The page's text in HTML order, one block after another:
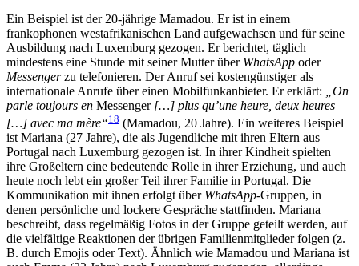
Ein Beispiel ist der 20-jährige Mamadou. Er ist in einem
frankophonen westafrikanischen Land aufgewachsen und für seine
Ausbildung nach Luxemburg gezogen. Er berichtet, täglich
mindestens eine Stunde mit seiner Mutter über WhatsApp oder
Messengerzu telefonieren. Der Anruf sei kostengünstiger als
internationale Anrufe über einen Mobilfunkanbieter. Er erklärt:
„On
parle toujours en Messenger […] plus qu’une heure, deux heures
[…] avec ma mère“18 (Mamadou, 20 Jahre). Ein weiteres Beispiel
ist Mariana (27 Jahre), die als Jugendliche mit ihren Eltern aus
Portugal nach Luxemburg gezogen ist. In ihrer Kindheit spielten
ihre Großeltern eine bedeutende Rolle in ihrer Erziehung, und auch
heute noch lebt ein großer Teil ihrer Familie in Portugal. Die
Kommunikation mit ihnen erfolgt über WhatsApp-Gruppen, in
denen persönliche und lockere Gespräche stattfinden. Mariana
beschreibt, dass regelmäßig Fotos in der Gruppe geteilt werden, auf
die vielfältige Reaktionen der übrigen Familienmitglieder folgen (z.
B. durch Emojis oder Text). Ähnlich wie Mamadou und Mariana ist